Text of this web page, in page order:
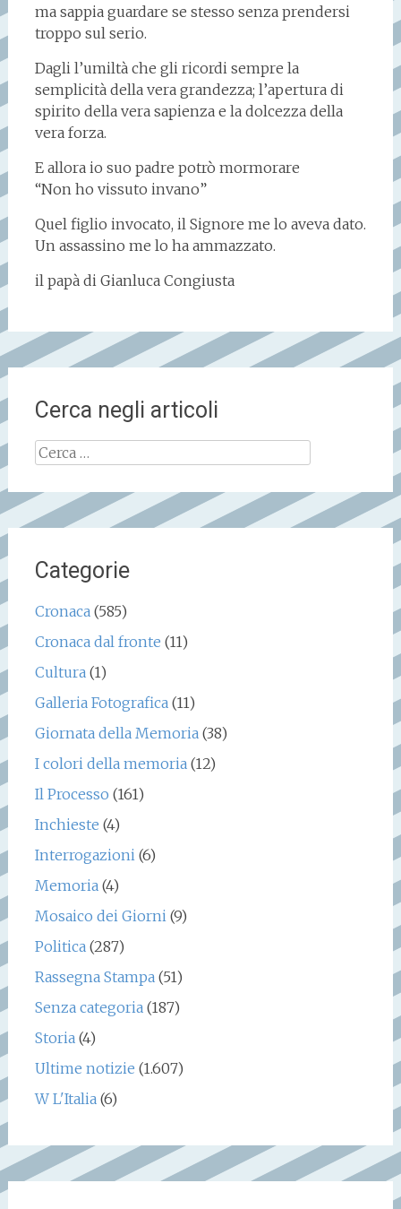
ma sappia guardare se stesso senza prendersi
troppo sul serio.
Dagli l’umiltà che gli ricordi sempre la
semplicità della vera grandezza; l’apertura di
spirito della vera sapienza e la dolcezza della
vera forza.
E allora io suo padre potrò mormorare
“Non ho vissuto invano”
Quel figlio invocato, il Signore me lo aveva dato.
Un assassino me lo ha ammazzato.
il papà di Gianluca Congiusta
Cerca negli articoli
Ricerca
per:
Categorie
Cronaca (585)
Cronaca dal fronte (11)
Cultura (1)
Galleria Fotografica (11)
Giornata della Memoria (38)
I colori della memoria (12)
Il Processo (161)
Inchieste (4)
Interrogazioni (6)
Memoria (4)
Mosaico dei Giorni (9)
Politica (287)
Rassegna Stampa (51)
Senza categoria (187)
Storia (4)
Ultime notizie (1.607)
W L'Italia (6)